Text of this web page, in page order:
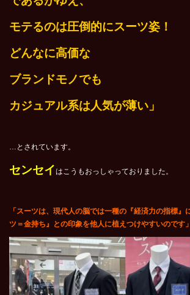
モテるのは圧倒的にスーツ姿！
どんなに高価な
ブランドモノでも
カジュアル系は人気が薄い」
…とされています。
センセイはこうもおっしゃっておりました。
「 スーツは、現代人の脳では一種の『経済力の指標』
ツ＝金持ち』との印象を他人に植えつけやすいのです 」